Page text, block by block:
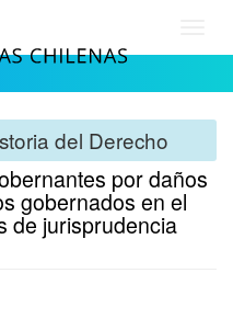
del Derecho
por daños
gobernados en el
de jurisprudencia